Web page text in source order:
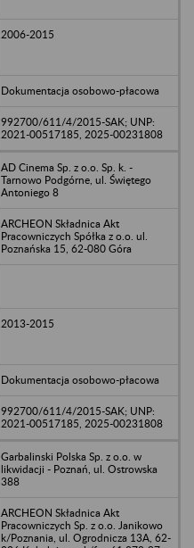
2006-2015
Dokumentacja osobowo-płacowa
992700/611/4/2015-SAK; UNP:
2021-00517185, 2025-00231808
AD Cinema Sp. z o.o. Sp. k. -
Tarnowo Podgórne, ul. Świętego
Antoniego 8
ARCHEON Składnica Akt
Pracowniczych Spółka z o.o. ul.
Poznańska 15, 62-080 Góra
2013-2015
Dokumentacja osobowo-płacowa
992700/611/4/2015-SAK; UNP:
2021-00517185, 2025-00231808
Garbalinski Polska Sp. z o.o. w
likwidacji - Poznań, ul. Ostrowska
388
ARCHEON Składnica Akt
Pracowniczych Sp. z o.o. Janikowo
k/Poznania, ul. Ogrodnicza 13A, 62-